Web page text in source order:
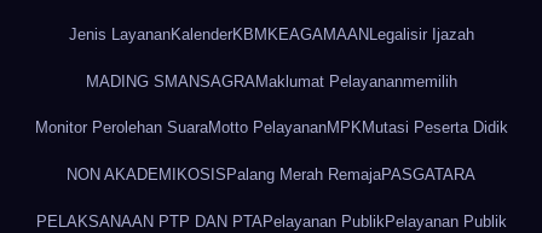
Jenis LayananKalenderKBM KEAGAMAAN Legalisir Ijazah
MADING SMANSAGRAMaklumat Pelayananmemilih
Monitor Perolehan SuaraMotto PelayananMPKMutasi Peserta Didik
NON AKADEMIKOSIS Palang Merah RemajaPASGATARA
PELAKSANAAN PTP DAN PTA Pelayanan Publik Pelayanan Publik